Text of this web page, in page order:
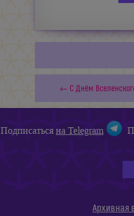
← С Днём
Подписатьсяна Telegram
Архивная